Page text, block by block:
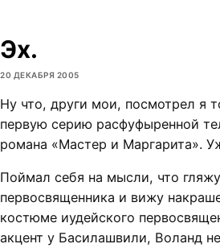
Эх.
20 ДЕКАБРЯ 2005
Ну что, други мои, посмотрел я
первую серию расфуфыренной
романа «Мастер и Маргарита».
Поймал себя на мысли, что
первосвященника и вижу
костюме иудейского
акцент у Басилашвили, Воланд